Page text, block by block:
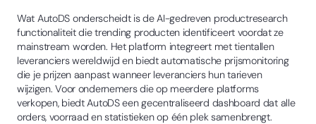
Wat AutoDS onderscheidt is de AI-gedreven productresearch
functionaliteit die trending producten identificeert voordat ze
mainstream worden. Het platform integreert met tientallen
leveranciers wereldwijd en biedt automatische prijsmonitoring
die je prijzen aanpast wanneer leveranciers hun tarieven
wijzigen. Voor ondernemers die op meerdere platforms
verkopen, biedt AutoDS een gecentraliseerd dashboard dat alle
orders, voorraad en statistieken op één plek samenbrengt.